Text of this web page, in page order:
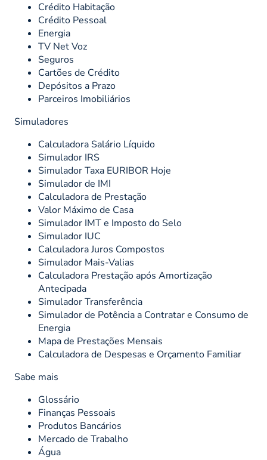
Crédito Habitação
Crédito Pessoal
Energia
TV Net Voz
Seguros
Cartões de Crédito
Depósitos a Prazo
Parceiros Imobiliários
Simuladores
Calculadora Salário Líquido
Simulador IRS
Simulador Taxa EURIBOR Hoje
Simulador de IMI
Calculadora de Prestação
Valor Máximo de Casa
Simulador IMT e Imposto do Selo
Simulador IUC
Calculadora Juros Compostos
Simulador Mais-Valias
Calculadora Prestação após Amortização
Antecipada
Simulador Transferência
Simulador de Potência a Contratar e Consumo de
Energia
Mapa de Prestações Mensais
Calculadora de Despesas e Orçamento Familiar
Sabe mais
Glossário
Finanças Pessoais
Produtos Bancários
Mercado de Trabalho
Água